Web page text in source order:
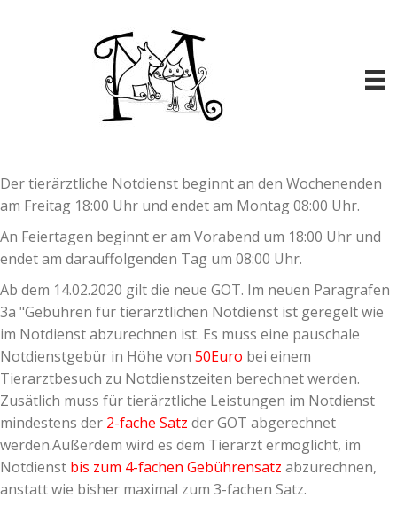
Der tierärztliche Notdienst beginnt an den Wochenenden
am Freitag 18:00 Uhr und endet am Montag 08:00 Uhr.
An Feiertagen beginnt er am Vorabend um 18:00 Uhr und
endet am darauffolgenden Tag um 08:00 Uhr.
Ab dem 14.02.2020 gilt die neue GOT. Im neuen Paragrafen
3a "Gebühren für tierärztlichen Notdienst ist geregelt wie
im Notdienst abzurechnen ist. Es muss eine pauschale
Notdienstgebür in Höhe von 50Euro bei einem
Tierarztbesuch zu Notdienstzeiten berechnet werden.
Zusätlich muss für tierärztliche Leistungen im Notdienst
mindestens der 2-fache Satz der GOT abgerechnet
werden.Außerdem wird es dem Tierarzt ermöglicht, im
Notdienst bis zum 4-fachen Gebührensatz abzurechnen,
anstatt wie bisher maximal zum 3-fachen Satz.